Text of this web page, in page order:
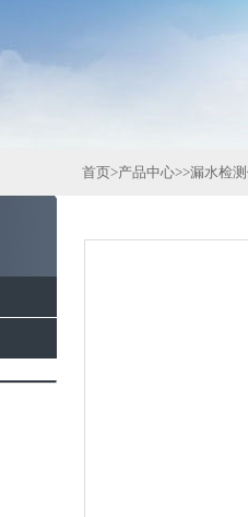
首页>产品中心>>漏水检